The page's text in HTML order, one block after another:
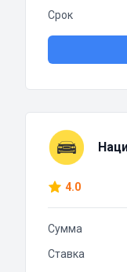
Срок
4.0
Сумма
Ставка